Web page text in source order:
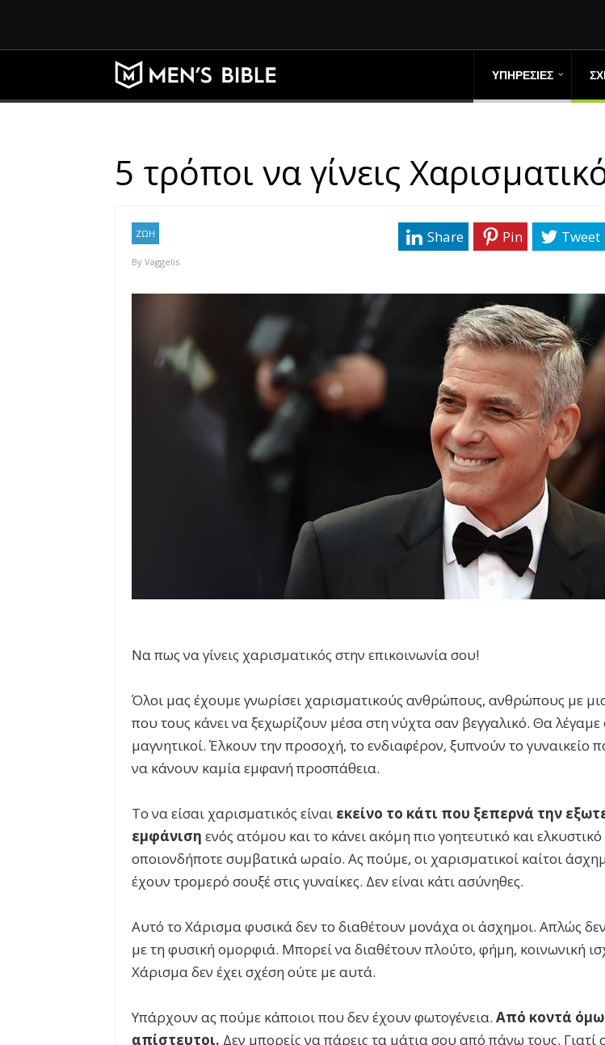
ΥΠΗΡΕΣΙΕΣ
5 τρόποι να γίνεις
ΖΩΗ
By Vaggelis
Tweet
Pin
Share
Να πως να γίνεις χαρισματικός στην επικοινωνία σου!
Όλοι μας έχουμε γνωρίσει χαρισματικούς ανθρώπους, ανθρώπους με
που τους κάνει να ξεχωρίζουν μέσα στη νύχτα σαν βεγγαλικό. Θα λέγαμε
μαγνητικοί. Έλκουν την προσοχή, το ενδιαφέρον, ξυπνούν το γυναικείο
να κάνουν καμία εμφανή προσπάθεια.
Το να είσαι χαρισματικός είναι εκείνο το κάτι που ξεπερνά την
εμφάνιση ενός ατόμου και το κάνει ακόμη πιο γοητευτικό και
οποιονδήποτε συμβατικά ωραίο. Ας πούμε, οι χαρισματικοί καίτοι
έχουν τρομερό σουξέ στις γυναίκες. Δεν είναι κάτι ασύνηθες.
Αυτό το Χάρισμα φυσικά δεν το διαθέτουν μονάχα οι άσχημοι. Απλώς
με τη φυσική ομορφιά. Μπορεί να διαθέτουν πλούτο, φήμη, κοινωνική
Χάρισμα δεν έχει σχέση ούτε με αυτά.
Υπάρχουν ας πούμε κάποιοι που δεν έχουν φωτογένεια. Από κοντά
απίστευτοι. Δεν μπορείς να πάρεις τα μάτια σου από πάνω τους. Γιατί